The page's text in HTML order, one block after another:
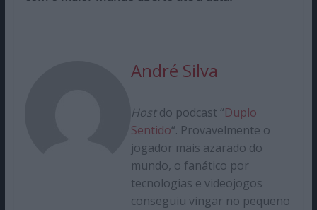
André Silva
Host do podcast “Duplo
Sentido“. Provavelmente o
jogador mais azarado do
mundo, o fanático por
tecnologias e videojogos
conseguiu vingar no pequeno